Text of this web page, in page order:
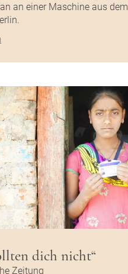
an einer Maschine aus dem
dich nicht“
Zeitung